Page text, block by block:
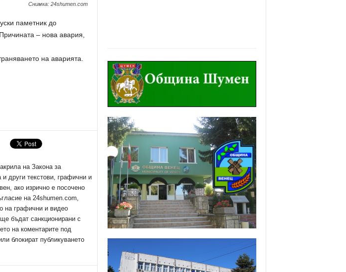
Снимка: 24shumen.com
паметник до
– нова авария,
на аварията.
на Закона за
други текстови, графични и
ако изрично е посочено
на 24shumen.com,
на графични и видео
бъдат санкционирани с
на коментарите под
блокират публикуването